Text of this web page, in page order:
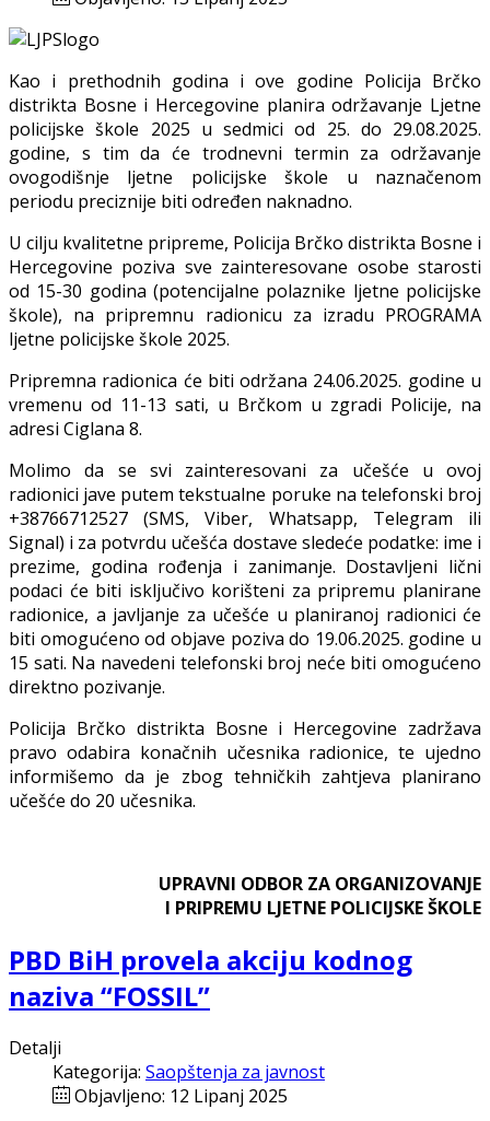
Kao i prethodnih godina i ove godine Policija Brčko
distrikta Bosne i Hercegovine planira održavanje Ljetne
policijske škole 2025 u sedmici od 25. do 29.08.2025.
godine, s tim da će trodnevni termin za održavanje
ovogodišnje ljetne policijske škole u naznačenom
periodu preciznije biti određen naknadno.
U cilju kvalitetne pripreme, Policija Brčko distrikta Bosne i
Hercegovine poziva sve zainteresovane osobe starosti
od 15-30 godina (potencijalne polaznike ljetne policijske
škole), na pripremnu radionicu za izradu PROGRAMA
ljetne policijske škole 2025.
Pripremna radionica će biti održana 24.06.2025. godine u
vremenu od 11-13 sati, u Brčkom u zgradi Policije, na
adresi Ciglana 8.
Molimo da se svi zainteresovani za učešće u ovoj
radionici jave putem tekstualne poruke na telefonski broj
+38766712527 (SMS, Viber, Whatsapp, Telegram ili
Signal) i za potvrdu učešća dostave sledeće podatke: ime i
prezime, godina rođenja i zanimanje. Dostavljeni lični
podaci će biti isključivo korišteni za pripremu planirane
radionice, a javljanje za učešće u planiranoj radionici će
biti omogućeno od objave poziva do 19.06.2025. godine u
15 sati. Na navedeni telefonski broj neće biti omogućeno
direktno pozivanje.
Policija Brčko distrikta Bosne i Hercegovine zadržava
pravo odabira konačnih učesnika radionice, te ujedno
informišemo da je zbog tehničkih zahtjeva planirano
učešće do 20 učesnika.
UPRAVNI ODBOR ZA ORGANIZOVANJE
I PRIPREMU LJETNE POLICIJSKE ŠKOLE
PBD BiH provela akciju kodnog
naziva “FOSSIL”
Detalji
Kategorija: Saopštenja za javnost
Objavljeno: 12 Lipanj 2025